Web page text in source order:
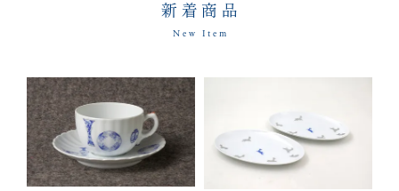
新着商品
New Item